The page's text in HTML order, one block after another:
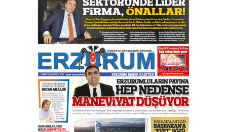
çıtayı yukarı taşırken,
yönetimdekiler aşağı
çekmemeli!
17 Şubat 2026 SalıOrhan BOZKURT
Bir fotoğraf, bir şehir, bir
gazeteci… Dizginler kimin
elinde?
31 Mart 2026 Salı
A. Berhan Yılmaz
BİR BÖLÜM DEĞİL, BİR ÖMÜR
SEÇİYORSUNUZ… “NEDEN
ATATÜRK ÜNİVERSİTESİ?”
28 Temmuz 2026 Salı